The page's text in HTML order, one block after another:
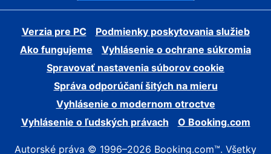
Verzia pre PC
Podmienky poskytovania služieb
Ako fungujeme
Vyhlásenie o ochrane súkromia
Spravovať nastavenia súborov cookie
Správa odporúčaní šitých na mieru
Vyhlásenie o modernom otroctve
Vyhlásenie o ľudských právach
O Booking.com
Autorské práva © 1996–2026 Booking.com™. Všetky